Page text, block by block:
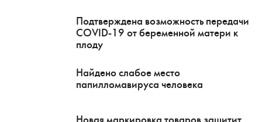
Подтверждена возможность передачи
COVID-19 от беременной матери к
плоду
Найдено слабое место
папилломавируса человека